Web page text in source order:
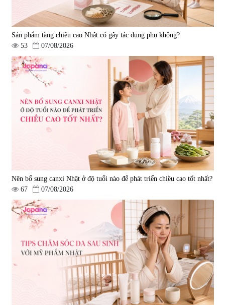
Sản phẩm tăng chiều cao Nhật có gây tác dụng phụ không?
53
07/08/2026
Nên bổ sung canxi Nhật ở độ tuổi nào để phát triển chiều cao tốt nhất?
67
07/08/2026